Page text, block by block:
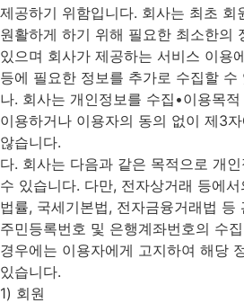
제공하기 위함입니다. 회사는 최초 회
원활하게 하기 위해 필요한 최소한의
있으며 회사가 제공하는 서비스 이용
등에 필요한 정보를 추가로 수집할 수
나. 회사는 개인정보를 수집•이용목
이용하거나 이용자의 동의 없이 제3
않습니다.
다. 회사는 다음과 같은 목적으로 개
수 있습니다. 다만, 전자상거래 등에
법률, 국세기본법, 전자금융거래법 등
주민등록번호 및 은행계좌번호의 수
경우에는 이용자에게 고지하여 해당
있습니다.
1) 회원